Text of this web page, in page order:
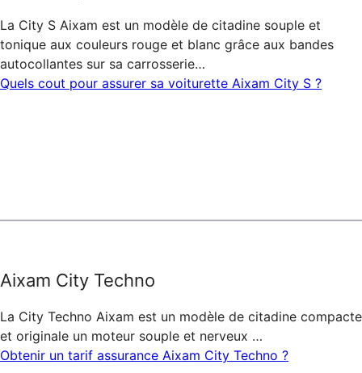
La City S Aixam est un modèle de citadine souple et
tonique aux couleurs rouge et blanc grâce aux bandes
autocollantes sur sa carrosserie…
Quels cout pour assurer sa voiturette Aixam City S ?
Aixam City Techno
La City Techno Aixam est un modèle de citadine compacte
et originale un moteur souple et nerveux …
Obtenir un tarif assurance Aixam City Techno ?